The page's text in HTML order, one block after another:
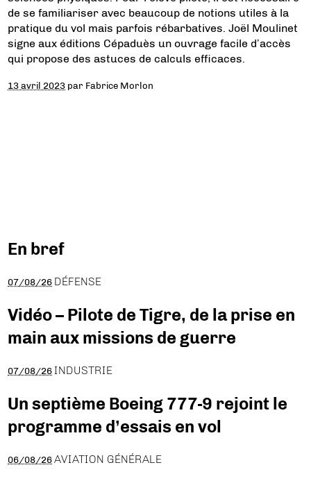
de se familiariser avec beaucoup de notions utiles à la
pratique du vol mais parfois rébarbatives. Joël Moulinet
signe aux éditions Cépaduès un ouvrage facile d’accès
qui propose des astuces de calculs efficaces.
13 avril 2023 par Fabrice Morlon
En bref
07/08/26 DÉFENSE
Vidéo – Pilote de Tigre, de la prise en
main aux missions de guerre
07/08/26 INDUSTRIE
Un septième Boeing 777-9 rejoint le
programme d’essais en vol
06/08/26 AVIATION GÉNÉRALE